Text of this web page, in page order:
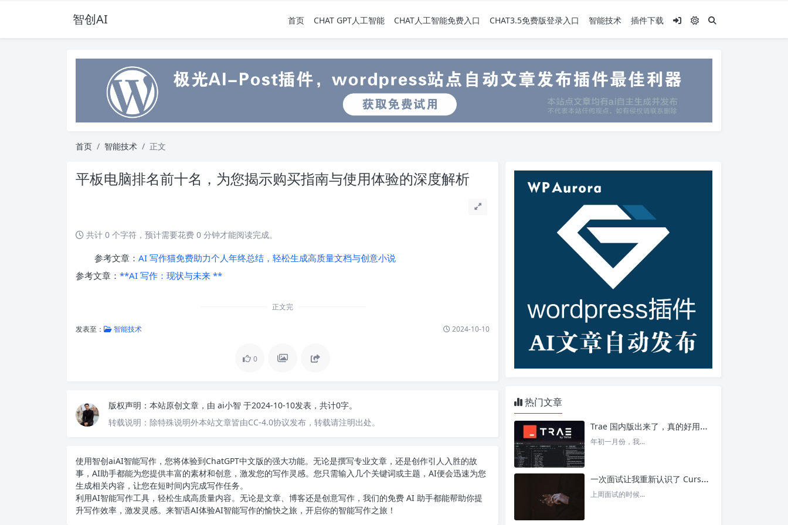
智创AI 首页 CHAT GPT人工智能 CHAT人工智能免费入口 CHAT3.5免费版登录入口 智能技术 插件下载
首页 智能技术 正文
平板电脑排名前十名，为您揭示购买指南与使用体验的深度解析
共计 0 个字符，预计需要花费 0 分钟才能阅读完成。
参考文章： AI 写作猫免费助力个人年终总结，轻松生成高质量文档与创意小说
参考文章： **AI 写作：现状与未来 **
正文完
发表至： 智能技术 2024-10-10
0
版权声明： 本站原创文章，由 ai小智 于2024-10-10发表，共计0字。
转载说明： 除特殊说明外本站文章皆由CC-4.0协议发布，转载请注明出处。
使用智创aiAI智能写作 ，您将体验到ChatGPT中文版的强大功能。无论是撰写专业文章，还是创作引人入胜的故
事，AI助手都能为您提供丰富的素材和创意，激发您的写作灵感。您只需输入几个关键词或主题，AI便会迅速为您
生成相关内容，让您在短时间内完成写作任务。
利用AI智能写作工具，轻松生成高质量内容。无论是文章、博客还是创意写作，我们的免费 AI 助手都能帮助你提
升写作效率，激发灵感。来智语AI体验AI智能写作的愉快之旅，开启你的智能写作之旅！
热门文章
Trae 国内版出来了，真的好用吗？ – 今日头条
年初一月份，我...
一次面试让我重新认识了 Cursor – 今日头条
上周面试的时候...